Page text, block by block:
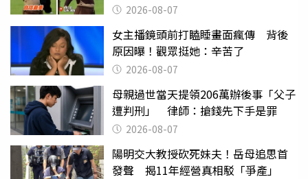
2026-08-07
女主播鏡頭前打瞌睡畫面瘋傳 背後
原因曝！觀眾挺她：辛苦了
2026-08-07
母親過世當天提領206萬辦後事「父子
遭判刑」 律師：搶錢先下手是罪
2026-08-07
陽明交大教授砍死妹夫！岳母追思首
發聲 揭11年經營真相駁「爭產」